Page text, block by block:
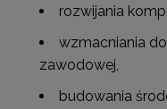
rozwijania
wzmacniania
zawodowej,
budowania